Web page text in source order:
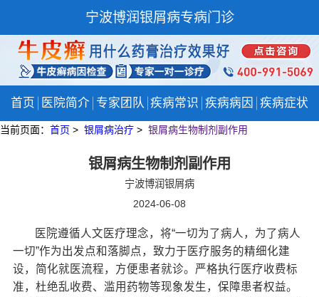
宁波博润银屑病专病门诊
首页 医院简介 专家团队 疾病常识 疾病病因 疾病症状
当前页面： 首页 > 银屑病治疗 > 银屑病生物制剂副作用
银屑病生物制剂副作用
宁波博润银屑病
2024-06-08
医院遵循人文医疗理念，将“一切为了病人，为了病人
一切”作为出发点和落脚点，致力于医疗服务的精细化建
设，简化就医流程，方便患者就诊。严格执行医疗收费标
准，杜绝乱收费、滥用药物等现象发生，保障患者权益。